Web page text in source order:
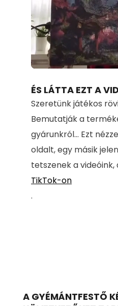
Unmute
ÉS LÁTTA EZT A
Szeretünk játékos
Bemutatják a
gyárunkról... Ezt
oldalt, egy másik
tetszenek a
TikTok-on
.
A GYÉMÁNTFESTŐ